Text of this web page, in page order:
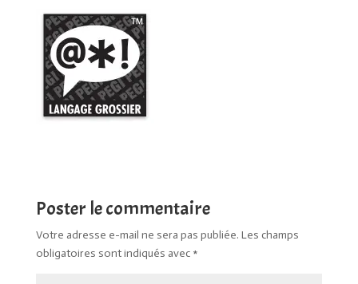
Poster le commentaire
Votre adresse e-mail ne sera pas publiée. Les champs
obligatoires sont indiqués avec *